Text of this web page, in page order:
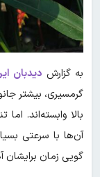
به گزارش دیدبان
گرمسیری، بیشتر
بالا وابسته‌اند.
آن‌ها با سرعتی
گویی زمان برایشان